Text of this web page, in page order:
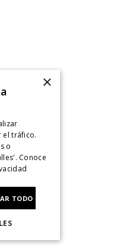
×
el tráfico.
o
Conoce
TODO